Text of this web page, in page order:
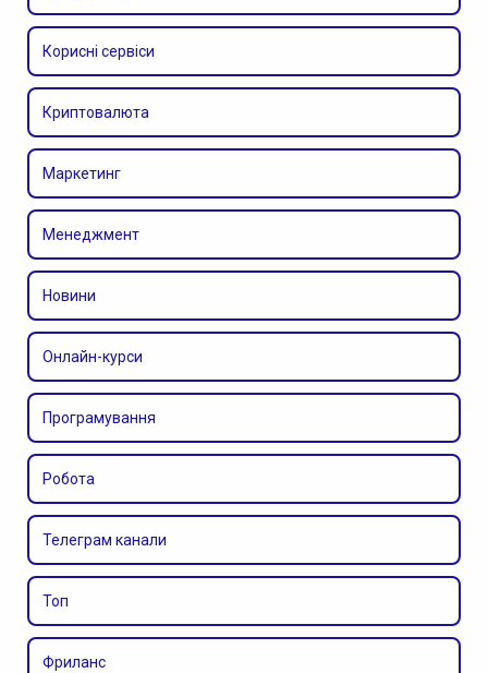
Корисні сервіси
Криптовалюта
Маркетинг
Менеджмент
Новини
Онлайн-курси
Програмування
Робота
Телеграм канали
Топ
Фриланс